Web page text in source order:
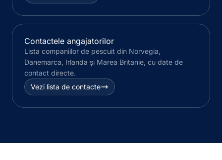
Contactele angajatorilor
Lista companiilor de pescuit din Norvegia,
Danemarca, Irlanda și Marea Britanie, cu date de
contact directe.
Vezi lista de contacte